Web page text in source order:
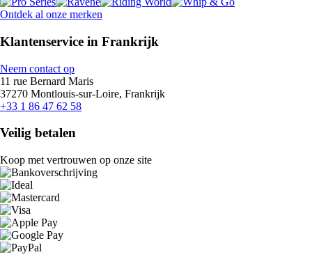
Ontdek al onze merken
Klantenservice in Frankrijk
Neem contact op
11 rue Bernard Maris
37270 Montlouis-sur-Loire, Frankrijk
+33 1 86 47 62 58
Veilig betalen
Koop met vertrouwen op onze site